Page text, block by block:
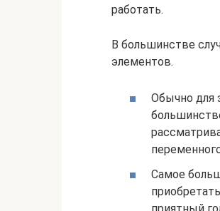
работать.
В большинстве
элементов.
Обычно для
Самое